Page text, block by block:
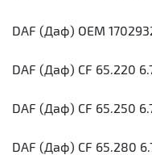
DAF (Даф) OEM
DAF (Даф) CF 65.220
DAF (Даф) CF 65.250
DAF (Даф) CF 65.280